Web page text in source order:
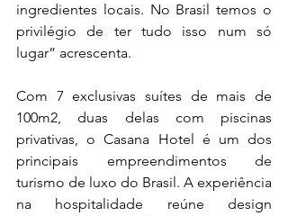
ingredientes locais. No Brasil temos o
privilégio de ter tudo isso num só
lugar” acrescenta.
Com 7 exclusivas suítes de mais de
100m2, duas delas com piscinas
privativas, o Casana Hotel é um dos
principais empreendimentos de
turismo de luxo do Brasil. A experiência
na hospitalidade reúne design